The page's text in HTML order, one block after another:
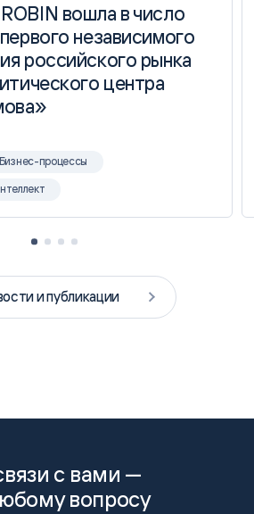
вошла в число
независимого
российского рынка
центра
вошла в число
независимого
российского рынка
центра
Бизнес-процессы
и публикации
с вами —
вопросу